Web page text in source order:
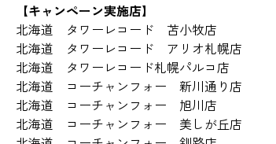
【キャンペーン実施店】
北海道 タワーレコード 苫小牧店
北海道 タワーレコード アリオ札幌店
北海道 タワーレコード札幌パルコ店
北海道 コーチャンフォー 新川通り店
北海道 コーチャンフォー 旭川店
北海道 コーチャンフォー 美しが丘店